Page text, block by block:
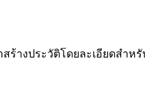
สร้างประวัติโดยละเอียดสำ